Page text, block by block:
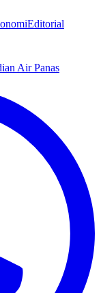
Editorial
Air Panas